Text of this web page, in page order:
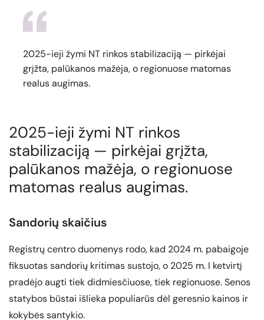
2025-ieji žymi NT rinkos stabilizaciją — pirkėjai
grįžta, palūkanos mažėja, o regionuose matomas
realus augimas.
2025-ieji žymi NT rinkos
stabilizaciją — pirkėjai grįžta,
palūkanos mažėja, o regionuose
matomas realus augimas.
Sandorių skaičius
Registrų centro duomenys rodo, kad 2024 m. pabaigoje
fiksuotas sandorių kritimas sustojo, o 2025 m. I ketvirtį
pradėjo augti tiek didmiesčiuose, tiek regionuose. Senos
statybos būstai išlieka populiarūs dėl geresnio kainos ir
kokybės santykio.